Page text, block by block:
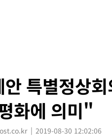
특별정상회
화에 의미"
2019-08-30 12:02:06